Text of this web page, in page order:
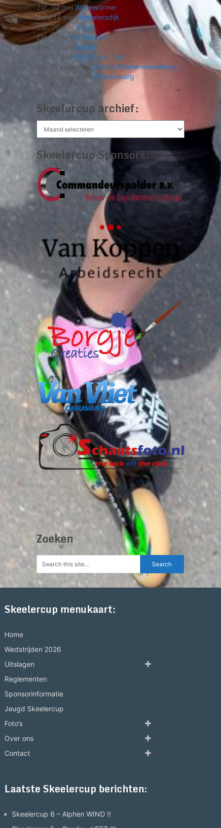
Zat. 02 meiWijdewormer
Don. 14 meiHonselersdijk
Zat. 30 meiHoorn
Zat. 13 juni Rotterdam
Zon. 21 juni Gouda
Zat. 27 juni Alphen a.d. Rijn
Vrij. 21 augustus Utrecht (Nedereindseberg)
Zat. 29 augustus Zwanenburg
Skeelercup archief:
archief:
Skeelercup Sponsors:
Zoeken
Skeelercup menukaart:
Home
Wedstrijden 2026
Uitslagen
Reglementen
Sponsorinformatie
Jeugd Skeelercup
Foto’s
Over ons
Contact
Laatste Skeelercup berichten:
Skeelercup 6 – Alphen WIND !!